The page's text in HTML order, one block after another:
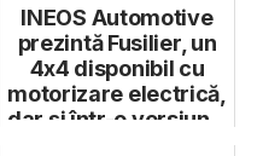
INEOS Automotive
prezintă Fusilier, un
4x4 disponibil cu
motorizare electrică,
dar și într-o versiun...